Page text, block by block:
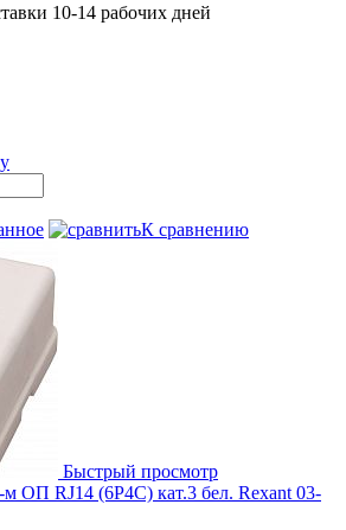
10-14 рабочих дней
К сравнению
Быстрый просмотр
м ОП RJ14 (6P4C) кат.3 бел. Rexant 03-